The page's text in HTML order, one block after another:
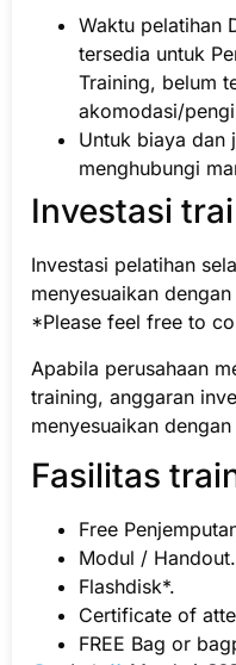
Waktu pelatihan
tersedia untuk
Training, belum
akomodasi/
Untuk biaya dan
menghubungi
Investasi
Investasi pelatihan
menyesuaikan
*Please feel free to
Apabila perusahaan
training, anggaran
menyesuaikan
Fasilitas
Free
Modul / Handout.
Flashdisk*.
Certificate of
FREE Bag or